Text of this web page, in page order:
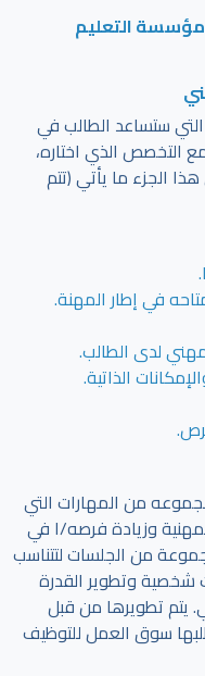
التعليم
ستساعد الطالب في
التخصص الذي اختاره،
الجزء ما يأتي (تتم
في إطار المهنة.
والإمكانات الذاتية.
من المهارات التي
وزيادة فرصه/ا في
من الجلسات لتتناسب
شخصية وتطوير القدرة
يتم تطويرها من قبل
سوق العمل للتوظيف